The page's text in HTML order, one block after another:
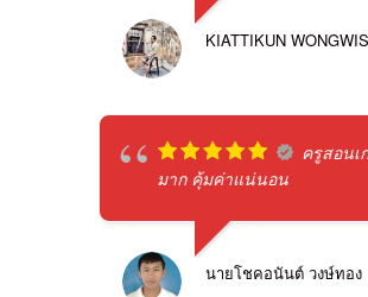
KIATTIKUN
ครูสอนเ
มาก คุ้มค่าแน่นอน
นายโชคอนันต์ วงษ์ทอง